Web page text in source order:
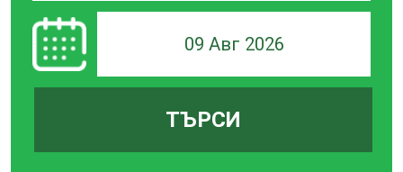
09 Авг 2026
ТЪРСИ